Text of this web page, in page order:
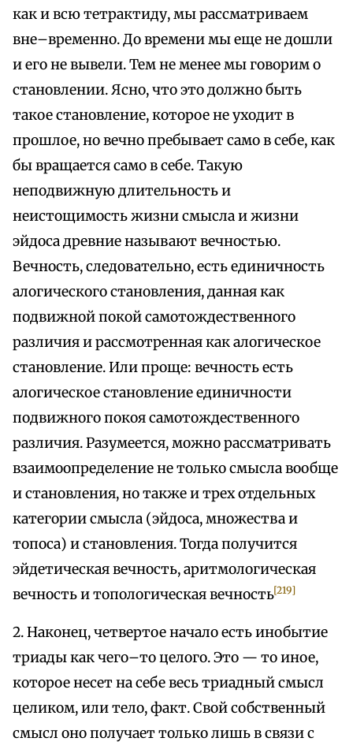
как и всю тетрактиду, мы рассматриваем
вне–временно. До времени мы еще не дошли
и его не вывели. Тем не менее мы говорим о
становлении. Ясно, что это должно быть
такое становление, которое не уходит в
прошлое, но вечно пребывает само в себе, как
бы вращается само в себе. Такую
неподвижную длительность и
неистощимость жизни смысла и жизни
эйдоса древние называют вечностью.
Вечность, следовательно, есть единичность
алогического становления, данная как
подвижной покой самотождественного
различия и рассмотренная как алогическое
становление. Или проще: вечность есть
алогическое становление единичности
подвижного покоя самотождественного
различия. Разумеется, можно рассматривать
взаимоопределение не только смысла вообще
и становления, но также и трех отдельных
категории смысла (эйдоса, множества и
топоса) и становления. Тогда получится
эйдетическая вечность, аритмологическая
вечность и топологическая вечность[219]
2. Наконец, четвертое начало есть инобытие
триады как чего–то целого. Это — то иное,
которое несет на себе весь триадный смысл
целиком, или тело, факт. Свой собственный
смысл оно получает только лишь в связи с